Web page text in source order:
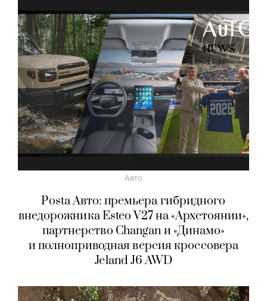
Авто
Posta Авто: премьера гибридного
внедорожника Esteo V27 на «Архстоянии»,
партнерство Changan и «Динамо»
и полноприводная версия кроссовера
Jeland J6 AWD